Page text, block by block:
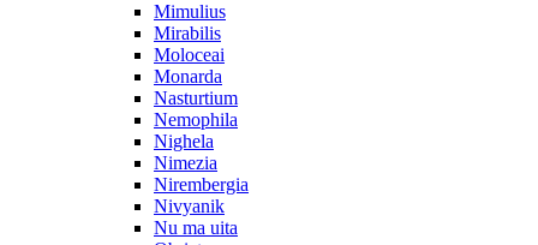
Mimulius
Mirabilis
Moloceai
Monarda
Nasturtium
Nemophila
Nighela
Nimezia
Nirembergia
Nivyanik
Nu ma uita